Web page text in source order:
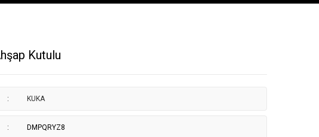
Kutulu
KUKA
DMPQRYZ8